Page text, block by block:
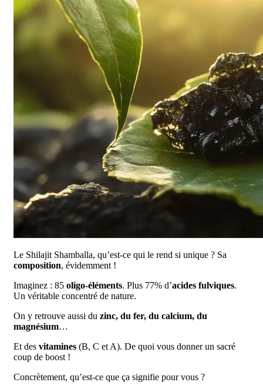
Le Shilajit Shamballa, qu’est-ce qui le rend si unique ? Sa
composition, évidemment !
Imaginez : 85 oligo-éléments. Plus 77% d’acides fulviques.
Un véritable concentré de nature.
On y retrouve aussi du zinc, du fer, du calcium, du
magnésium…
Et des vitamines (B, C et A). De quoi vous donner un sacré
coup de boost !
Concrètement, qu’est-ce que ça signifie pour vous ?